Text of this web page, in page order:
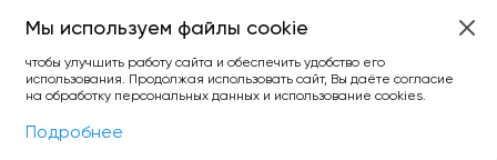
Фильтры
Мы используем файлы cookie
чтобы улучшить работу сайта и обеспечить удобство его
использования. Продолжая использовать сайт, Вы даёте согласие
на обработку персональных данных и использование cookies.
Подробнее